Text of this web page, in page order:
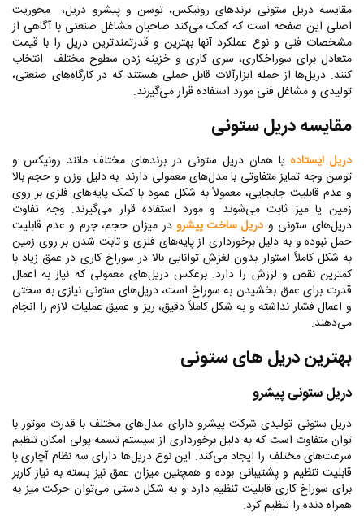
مقایسه دریل ستونی برندهای رونیکس، توسن و پیشرو دریل، محوریت
اصلی این صفحه است که کمک می‌کند صاحبان مشاغل صنعتی با آگاهی از
مشخصات فنی و نوع عملکرد آنها بهترین و قدرتمندترین دریل را با قیمت
متعادل برای سوراخکاری، سری کاری و خزینه زدن سطوح مختلف انتخاب
کنند. دریل‌ها از جمله ابزارآلات قابل حملی هستند که در کارگاه‌های صنعتی،
تولیدی و مشاغل فنی مورد استفاده قرار می‌گیرند.
مقایسه دریل ستونی
دریل ایستاده یا همان دریل ستونی در برندهای مختلف مانند رونیکس و
توسن وجه تمایز متفاوتی با مدل‌های معمولی دارند. به دلیل وزن و حجم بالا
و عدم قابلیت جابجایی، معمولاً به شکل عمود با کمک پایه‌های فلزی بر روی
زمین یا میز ثابت می‌شوند و مورد استفاده قرار می‌گیرند. وجه تفاوت
دریل‌های ستونی و دریل ساخت پیشرودر میزان حجم، جرم و عدم قابلیت
حمل نبوده و به دلیل برخورداری از پایه‌های فلزی و ثابت شدن بر روی زمین
به شکل کاملاً استوار بدون لغزش توانایی بالا در سوراخ کاری در عمق زیاد با
کمترین نقص و لرزش را دارد. برعکس دریل‌های معمولی که نیاز به اعمال
قدرت برای عمق بخشیدن به سوراخ است، دریل‌های ستونی نیازی به سختی
و اعمال فشار نداشته و به شکل کاملاً دقیق، ریز و عمیق عملیات لازم را انجام
می‌دهند.
بهترین دریل های ستونی
دریل ستونی پیشرو
دریل ستونی تولیدی شرکت پیشرو دارای مدل‌های مختلف با قدرت موتور با
توان متفاوت است که به دلیل برخورداری از سیستم تسمه پولی امکان تنظیم
سرعت‌های مختلف را ایجاد می‌کند. این نوع دریل‌ها دارای سه نظام آچاری با
قابلیت تنظیم و پشتیبانی بوده و همچنین میزان عمق نیز بسته به نیاز کاربر
برای سوراخ کاری قابلیت تنظیم دارد و به شکل دستی می‌توان حرکت میز به
همراه دنده را تنظیم کرد.